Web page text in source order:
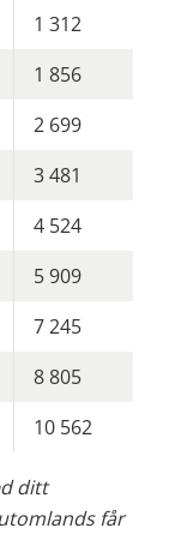
1 312
1 856
2 699
3 481
4 524
5 909
7 245
8 805
10 562
ditt
får